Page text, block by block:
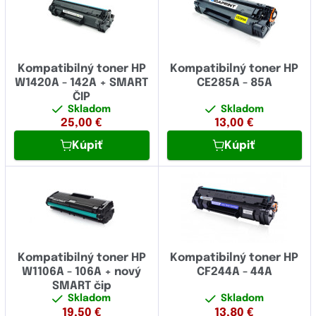
Panasonic
Pantum
Papyrus
Philips
Printronix
Sharp
Star Micronics
LaserJet Enterprise
LaserJet Pro
LaserJet Tank
OfficeJet
PageWide
Photosmart
Professional
Kompatibilný toner HP
W1420A - 142A + SMART
ČIP
Skladom
25,00 €
Kúpiť
Kompatibilný toner HP
CE285A - 85A
Skladom
13,00 €
Kúpiť
Kompatibilný toner HP
W1106A - 106A + nový
SMART čip
Skladom
19,50 €
Kompatibilný toner HP
CF244A - 44A
Skladom
13,80 €